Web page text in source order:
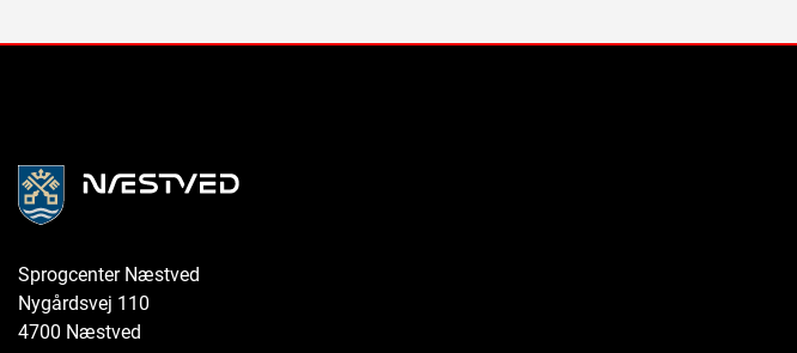
Sprogcenter Næstved
Nygårdsvej 110
4700 Næstved